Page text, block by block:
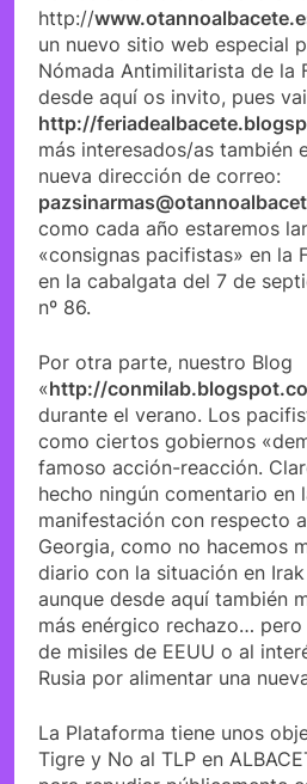
http://
un nuevo sitio web especial
Nómada Antimilitarista de la
desde aquí os invito, pues
http://
más interesados/as también
nueva dirección de correo:
como cada año estaremos
«consignas pacifistas» en la
en la cabalgata del 7 de
nº 86.
Por otra parte, nuestro Blog
«http://
durante el verano. Los
como ciertos gobiernos
famoso acción-reacción.
hecho ningún comentario en
manifestación con respecto
Georgia, como no hacemos
diario con la situación en
aunque desde aquí también
más enérgico rechazo…
de misiles de EEUU o al
Rusia por alimentar una
La Plataforma tiene unos
Tigre y No al TLP en